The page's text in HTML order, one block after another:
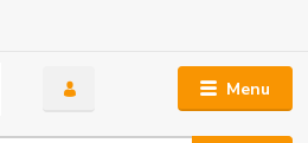
Menu